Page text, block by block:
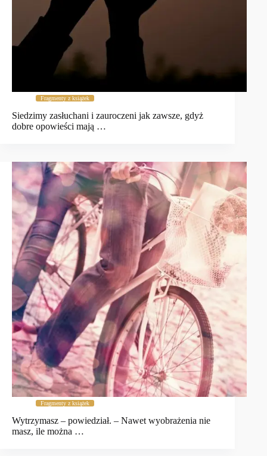
Fragmenty z książek
Siedzimy zasłuchani i zauroczeni jak zawsze, gdyż
dobre opowieści mają …
Fragmenty z książek
Wytrzymasz – powiedział. – Nawet wyobrażenia nie
masz, ile można …